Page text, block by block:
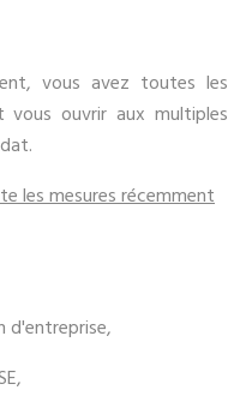
vous avez toutes les
ouvrir aux multiples
les mesures récemment
d'entreprise,